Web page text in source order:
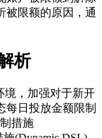
被限额的原因，通
析
境，加强对于新开
每日投放金额限制
措施